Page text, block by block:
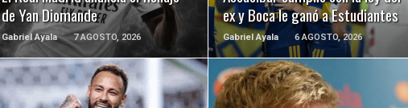
de Yan Diomande
Gabriel Ayala 7 AGOSTO, 2026
ex y Boca le ganó a Estudiantes
Gabriel Ayala 6 AGOSTO, 2026